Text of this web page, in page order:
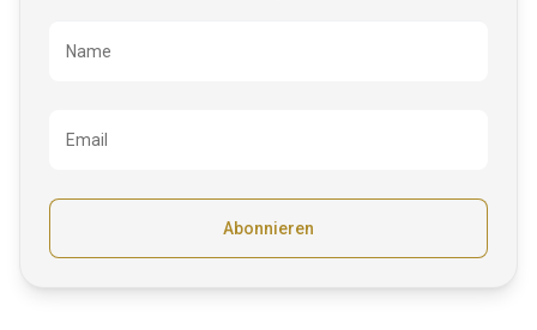
Bezeichnung
Name
Email
Abonnieren